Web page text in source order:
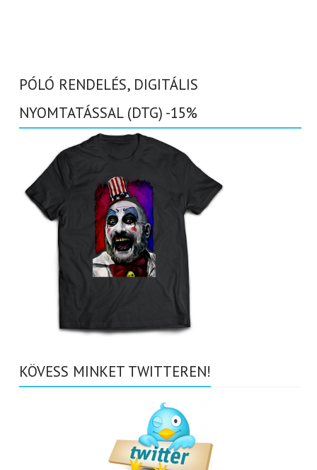
PÓLÓ RENDELÉS, DIGITÁLIS
NYOMTATÁSSAL (DTG) -15%
KÖVESS MINKET TWITTEREN!